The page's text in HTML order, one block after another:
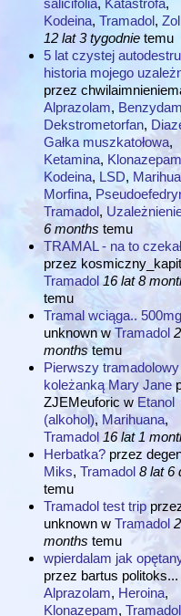
salicifolia, Katastrofa,
Kodeina, Tramadol,
12 lat 3 tygodnietemu
5 lat czystej
historia mojego
przez
Alprazolam,
Dekstrometorfan,
Gałka muszkatołowa,
Ketamina, Klonazepam
Kodeina, LSD,
Morfina,
Tramadol,
6 months temu
TRAMAL - na to
przez
Tramadol 16 lat 8
temu
Tramal wciąga.. 500mg
unknown w Tramadol
monthstemu
Pierwszy
koleżanką Mary Jane
ZJEMeuforic w Etanol
(alkohol), Marihuana,
Tramadol 16 lat 1
Herbatka? przez
Miks, Tramadol 8 lat 6
temu
Tramadol test trip
unknown w Tramadol
months temu
wpierdalam jak
przez bartus politoks...
Alprazolam, Heroina,
Klonazepam, Tramadol